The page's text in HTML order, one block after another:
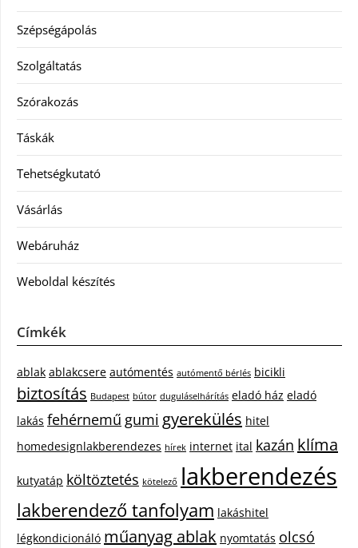
Szépségápolás
Szolgáltatás
Szórakozás
Táskák
Tehetségkutató
Vásárlás
Webáruház
Weboldal készítés
Címkék
ablak ablakcsere autómentés autómentő bérlés bicikli
biztosítás Budapest bútor duguláselhárítás eladó ház eladó
lakás fehérnemű gumi gyerekülés hitel
homedesignlakberendezes hírek internet ital kazán klíma
kutyatáp költöztetés kötelező lakberendezés
lakberendező tanfolyam lakáshitel
légkondicionáló műanyag ablak nyomtatás olcsó